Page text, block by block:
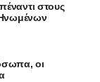
στους
οι